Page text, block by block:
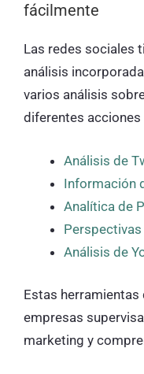
fácilmente
Las redes sociales
análisis
varios análisis
diferentes
Análisis de
Información
Analítica de
Análisis de
Estas herramientas
empresas
marketing y